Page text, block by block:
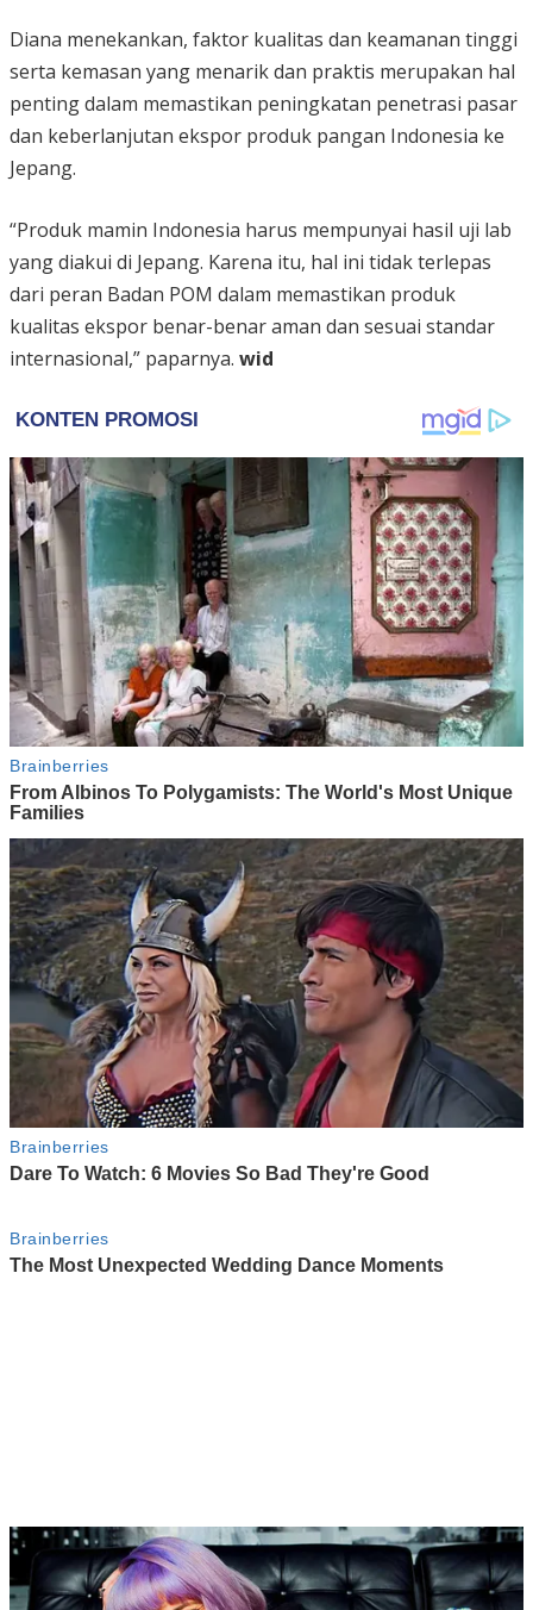
Diana menekankan, faktor kualitas dan keamanan tinggi
serta kemasan yang menarik dan praktis merupakan hal
penting dalam memastikan peningkatan penetrasi pasar
dan keberlanjutan ekspor produk pangan Indonesia ke
Jepang.
“Produk mamin Indonesia harus mempunyai hasil uji lab
yang diakui di Jepang. Karena itu, hal ini tidak terlepas
dari peran Badan POM dalam memastikan produk
kualitas ekspor benar-benar aman dan sesuai standar
internasional,” paparnya. wid